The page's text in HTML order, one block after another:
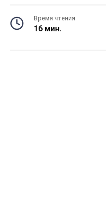
Время чтения
16 мин.